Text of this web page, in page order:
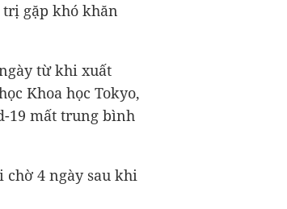
gặp khó khăn
từ khi xuất
Khoa học Tokyo,
19 mất trung bình
chờ 4 ngày sau khi